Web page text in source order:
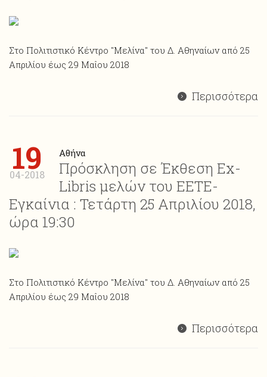
Στο Πολιτιστικό Κέντρο "Μελίνα" του Δ. Αθηναίων από 25
Απριλίου έως 29 Μαΐου 2018
Περισσότερα
19
04-2018
Αθήνα
Πρόσκληση σε Έκθεση Ex-
Libris μελών του ΕΕΤΕ-
Εγκαίνια : Τετάρτη 25 Απριλίου 2018,
ώρα 19:30
Στο Πολιτιστικό Κέντρο "Μελίνα" του Δ. Αθηναίων από 25
Απριλίου έως 29 Μαΐου 2018
Περισσότερα